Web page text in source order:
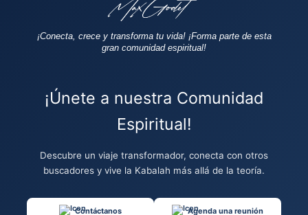
¡Conecta, crece y transforma tu vida! ¡Forma parte de esta
gran comunidad espiritual!
¡Únete a nuestra Comunidad
Espiritual!
Descubre un viaje transformador, conecta con otros
buscadores y vive la Kabalah más allá de la teoría.
Contáctanos Agenda una reunión